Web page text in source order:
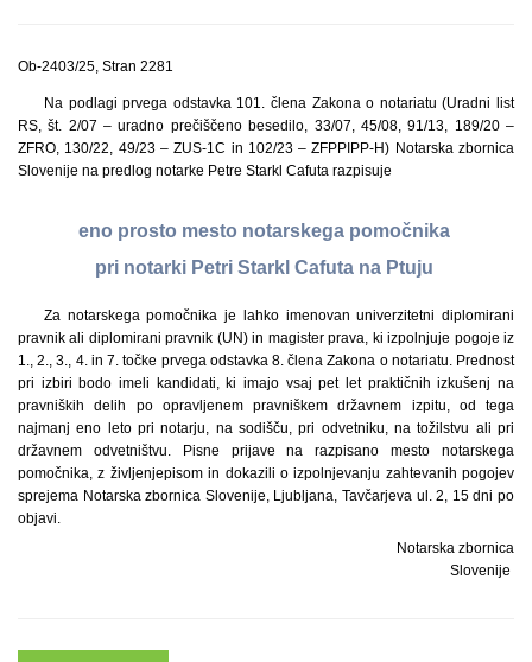
Ob-2403/25, Stran 2281
Na podlagi prvega odstavka 101. člena Zakona o notariatu (Uradni list
RS, št. 2/07 – uradno prečiščeno besedilo, 33/07, 45/08, 91/13, 189/20 –
ZFRO, 130/22, 49/23 – ZUS-1C in 102/23 – ZFPPIPP-H) Notarska zbornica
Slovenije na predlog notarke Petre Starkl Cafuta razpisuje
eno prosto mesto notarskega pomočnika
pri notarki Petri Starkl Cafuta na Ptuju
Za notarskega pomočnika je lahko imenovan univerzitetni diplomirani
pravnik ali diplomirani pravnik (UN) in magister prava, ki izpolnjuje pogoje iz
1., 2., 3., 4. in 7. točke prvega odstavka 8. člena Zakona o notariatu. Prednost
pri izbiri bodo imeli kandidati, ki imajo vsaj pet let praktičnih izkušenj na
pravniških delih po opravljenem pravniškem državnem izpitu, od tega
najmanj eno leto pri notarju, na sodišču, pri odvetniku, na tožilstvu ali pri
državnem odvetništvu. Pisne prijave na razpisano mesto notarskega
pomočnika, z življenjepisom in dokazili o izpolnjevanju zahtevanih pogojev
sprejema Notarska zbornica Slovenije, Ljubljana, Tavčarjeva ul. 2, 15 dni po
objavi.
Notarska zbornica
Slovenije